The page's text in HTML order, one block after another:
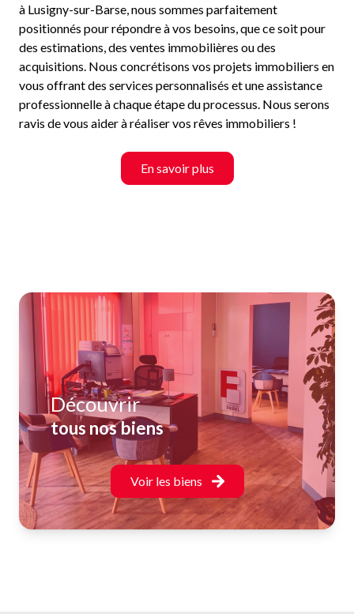
Découvrir
tous nos biens
Voir les biens
à Lusigny-sur-Barse, nous sommes parfaitement
positionnés pour répondre à vos besoins, que ce soit pour
des estimations, des ventes immobilières ou des
acquisitions. Nous concrétisons vos projets immobiliers en
vous offrant des services personnalisés et une assistance
professionnelle à chaque étape du processus. Nous serons
ravis de vous aider à réaliser vos rêves immobiliers !
En savoir plus